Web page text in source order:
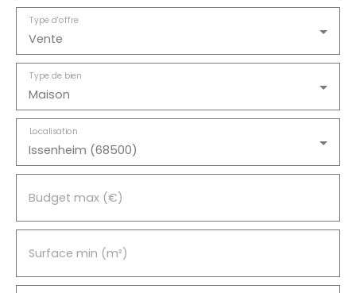
Vente
Type d'offre
Maison
Type de bien
Issenheim (68500)
Localisation
Budget max (€)
Surface min (m²)